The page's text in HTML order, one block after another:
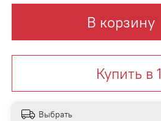
В корзину
Купить в
Выбрать